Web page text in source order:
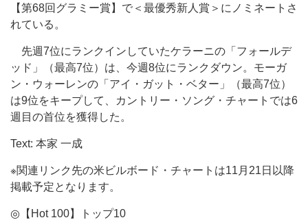
【第68回グラミー賞】で＜最優秀新人賞＞にノミネートさ
れている。
先週7位にランクインしていたケラーニの「フォールデ
ッド」（最高7位）は、今週8位にランクダウン。モーガ
ン・ウォーレンの「アイ・ガット・ベター」（最高7位）
は9位をキープして、カントリー・ソング・チャートでは6
週目の首位を獲得した。
Text: 本家 一成
※関連リンク先の米ビルボード・チャートは11月21日以降
掲載予定となります。
◎【Hot 100】トップ10